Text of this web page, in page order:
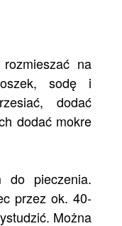
na
sodę i
dodać
dodać mokre
do pieczenia.
przez ok. 40-
Można